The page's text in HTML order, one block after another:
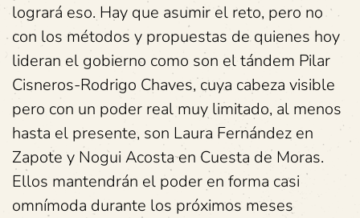
logrará eso. Hay que asumir el reto, pero no
con los métodos y propuestas de quienes hoy
lideran el gobierno como son el tándem Pilar
Cisneros-Rodrigo Chaves, cuya cabeza visible
pero con un poder real muy limitado, al menos
hasta el presente, son Laura Fernández en
Zapote y Nogui Acosta en Cuesta de Moras.
Ellos mantendrán el poder en forma casi
omnímoda durante los próximos meses